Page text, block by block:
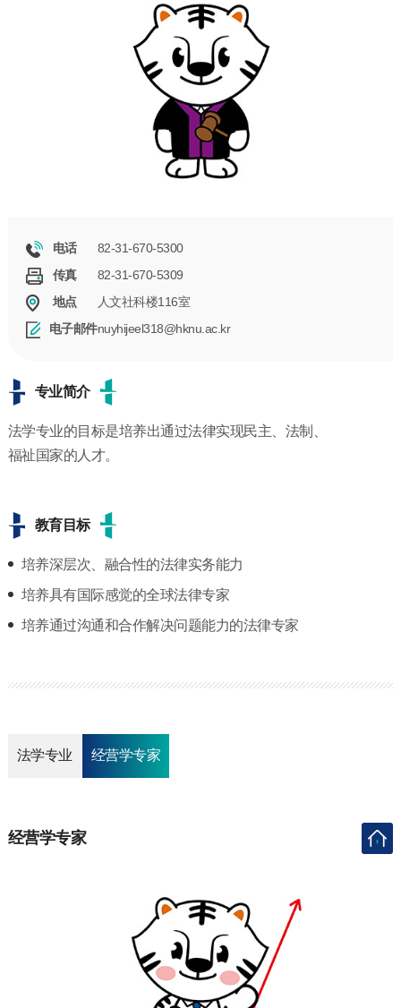
电话
82-31-670-5300
传真
82-31-670-5309
地点
人文社科楼116室
电子邮件nuyhijeel318@hknu.ac.kr
专业简介
法学专业的目标是培养出通过法律实现民主、法制、
福祉国家的人才。
教育目标
培养深层次、融合性的法律实务能力
培养具有国际感觉的全球法律专家
培养通过沟通和合作解决问题能力的法律专家
法学专业 经营学专家
经营学专家